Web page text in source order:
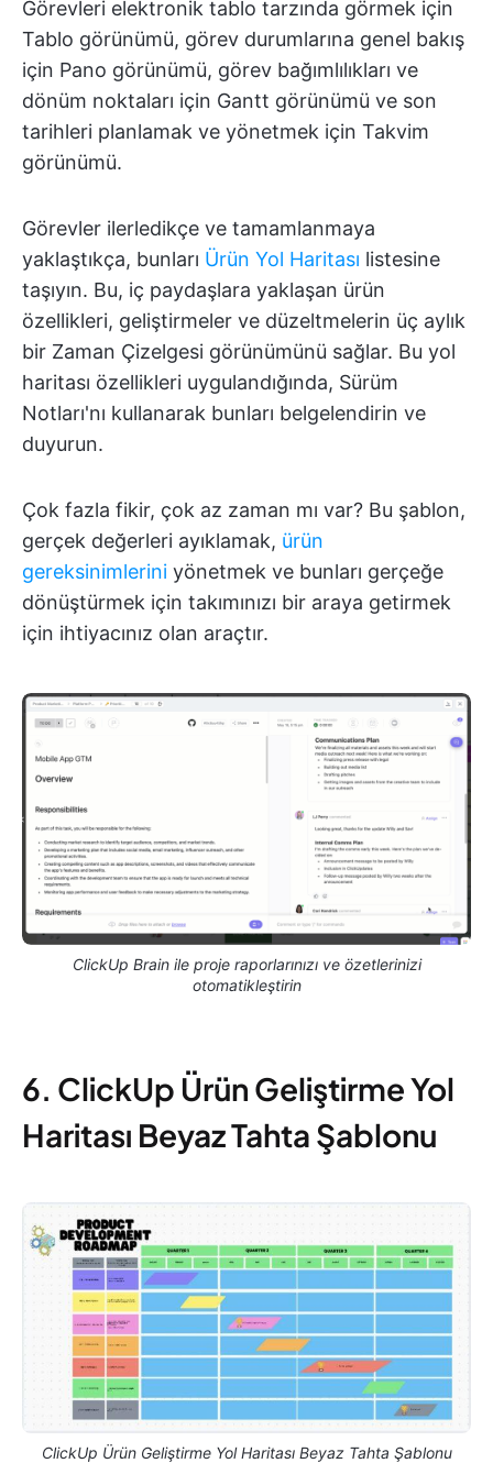
Görevleri elektronik tablo tarzında görmek için
Tablo görünümü, görev durumlarına genel bakış
için Pano görünümü, görev bağımlılıkları ve
dönüm noktaları için Gantt görünümü ve son
tarihleri planlamak ve yönetmek için Takvim
görünümü.
Görevler ilerledikçe ve tamamlanmaya
yaklaştıkça, bunları Ürün Yol Haritası listesine
taşıyın. Bu, iç paydaşlara yaklaşan ürün
özellikleri, geliştirmeler ve düzeltmelerin üç aylık
bir Zaman Çizelgesi görünümünü sağlar. Bu yol
haritası özellikleri uygulandığında, Sürüm
Notları'nı kullanarak bunları belgelendirin ve
duyurun.
Çok fazla fikir, çok az zaman mı var? Bu şablon,
gerçek değerleri ayıklamak, ürün
gereksinimlerini yönetmek ve bunları gerçeğe
dönüştürmek için takımınızı bir araya getirmek
için ihtiyacınız olan araçtır.
ClickUp Brain ile proje raporlarınızı ve özetlerinizi
otomatikleştirin
6. ClickUp Ürün Geliştirme Yol
Haritası Beyaz Tahta Şablonu
ClickUp Ürün Geliştirme Yol Haritası Beyaz Tahta Şablonu